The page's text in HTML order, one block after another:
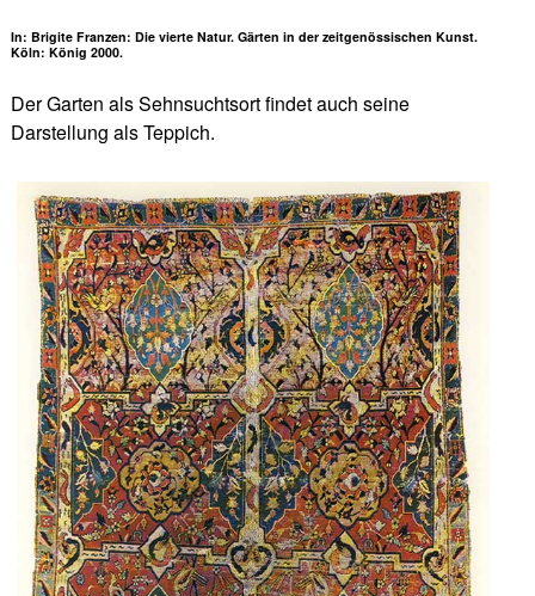
In: Brigite Franzen: Die vierte Natur. Gärten in der zeitgenössischen Kunst.
Köln: König 2000.
Der Garten als Sehnsuchtsort findet auch seine
Darstellung als Teppich.